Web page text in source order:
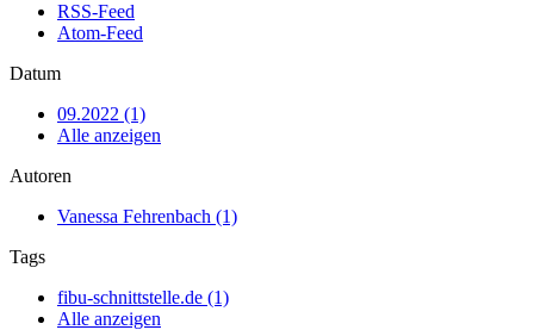
RSS-Feed
Atom-Feed
Datum
09.2022 (1)
Alle anzeigen
Autoren
Vanessa Fehrenbach (1)
Tags
fibu-schnittstelle.de (1)
Alle anzeigen